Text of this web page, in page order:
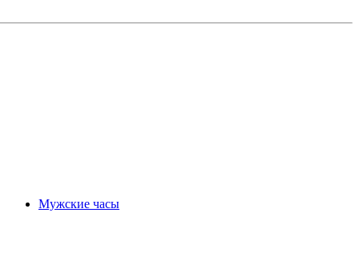
Мужские часы